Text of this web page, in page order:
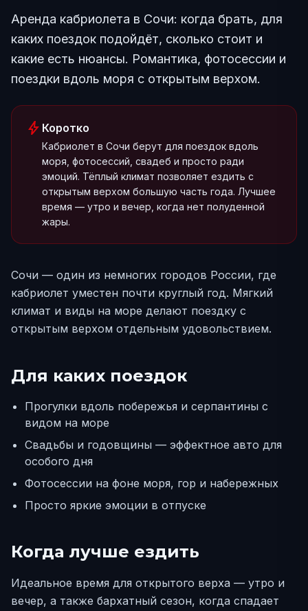
Аренда кабриолета в Сочи: когда брать, для
каких поездок подойдёт, сколько стоит и
какие есть нюансы. Романтика, фотосессии и
поездки вдоль моря с открытым верхом.
bolt Коротко
Кабриолет в Сочи берут для поездок вдоль
моря, фотосессий, свадеб и просто ради
эмоций. Тёплый климат позволяет ездить с
открытым верхом большую часть года. Лучшее
время — утро и вечер, когда нет полуденной
жары.
Сочи — один из немногих городов России, где
кабриолет уместен почти круглый год. Мягкий
климат и виды на море делают поездку с
открытым верхом отдельным удовольствием.
Для каких поездок
Прогулки вдоль побережья и серпантины с
видом на море
Свадьбы и годовщины — эффектное авто для
особого дня
Фотосессии на фоне моря, гор и набережных
Просто яркие эмоции в отпуске
Когда лучше ездить
Идеальное время для открытого верха — утро и
вечер, а также бархатный сезон, когда спадает